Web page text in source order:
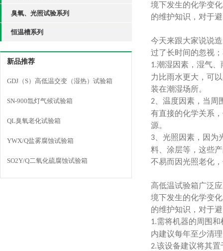
臭氧、光照试验系列
恒温槽系列
新品推荐
GDJ（S）高低温交变（湿热）试验箱
SN-900氙灯气候试验箱
QL臭氧老化试验箱
YWX/Q盐雾腐蚀试验箱
SO2Y/Q二氧化硫腐蚀试验箱
境下发生的化学变
的维护知识，对于
今天来跟大家说说
过了长时间的忽视
1.潮湿因素，湿气
力比雨水更大，可
装在潮湿场所。
2 、温度因素，当
有直接的化学关系
源。
3 、光照因素，因
料、涂层等，这些
不易而因光照老化
高低温试验箱广泛
境下发生的化学变
的维护知识，对于
1.需将机器的周围
内建议每年至少清
2.该设备建议将其置